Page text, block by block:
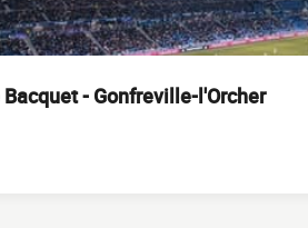
- Gonfreville-l'Orcher